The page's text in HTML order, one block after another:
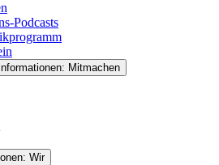
Podcasts
Mitmachen
Wir